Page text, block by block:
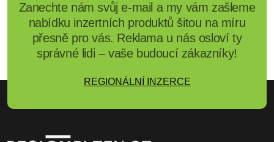
Zanechte nám svůj e-mail a my vám zašleme
nabídku inzertních produktů šitou na míru
přesně pro vás. Reklama u nás osloví ty
správné lidi – vaše budoucí zákazníky!
REGIONÁLNÍ INZERCE